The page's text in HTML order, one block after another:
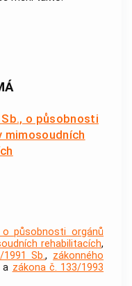
o působnosti
mimosoudních
působnosti orgánů
rehabilitacích,
Sb., zákonného
a zákona č. 133/1993